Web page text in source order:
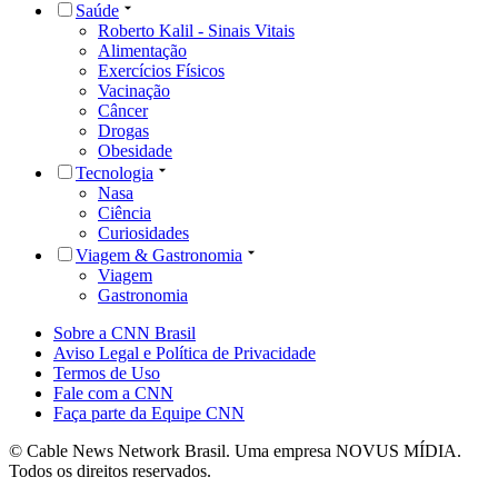
Saúde
Roberto Kalil - Sinais Vitais
Alimentação
Exercícios Físicos
Vacinação
Câncer
Drogas
Obesidade
Tecnologia
Nasa
Ciência
Curiosidades
Viagem & Gastronomia
Viagem
Gastronomia
Sobre a CNN Brasil
Aviso Legal e Política de Privacidade
Termos de Uso
Fale com a CNN
Faça parte da Equipe CNN
© Cable News Network Brasil. Uma empresa NOVUS MÍDIA.
Todos os direitos reservados.